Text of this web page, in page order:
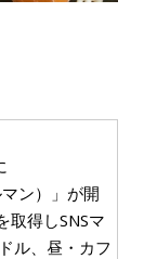
ン）」が開
取得しSNSマ
ル、昼・カフ